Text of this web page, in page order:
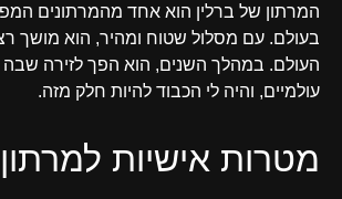
המרתון של ברלין הוא אחד מהמרתונים
בעולם. עם מסלול שטוח ומהיר, הוא מושך
העולם. במהלך השנים, הוא הפך לזירה שבה
עולמיים, והיה לי הכבוד להיות חלק מזה.
מטרות אישיות למרתון